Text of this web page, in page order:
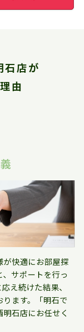
石店が
由
が快適にお部屋探
サポートを行っ
え続けた結果、
ます。「明石で
石店にお任せく